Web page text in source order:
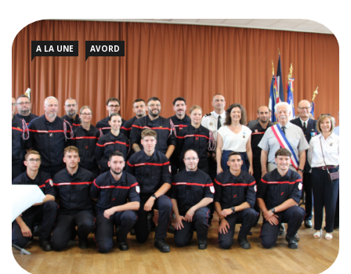
A LA UNE AVORD